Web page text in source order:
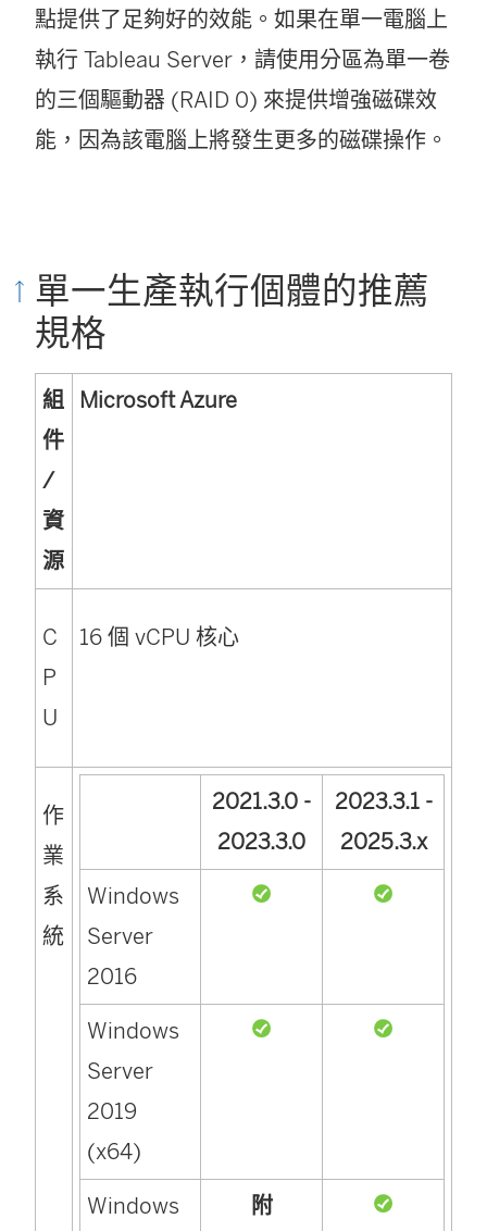
點提供了足夠好的效能。如果在單一電腦上
執行 Tableau Server，請使用分區為單一卷
的三個驅動器 (RAID 0) 來提供增強磁碟效
能，因為該電腦上將發生更多的磁碟操作。
單一生產執行個體的推薦
規格
組
件
/
資
源
Microsoft Azure
C
P
U
16 個 vCPU 核心
作
業
系
統
2021.3.0 -
2023.3.0
2023.3.1 -
2025.3.x
Windows
Server
2016
Windows
Server
2019
(x64)
Windows
附